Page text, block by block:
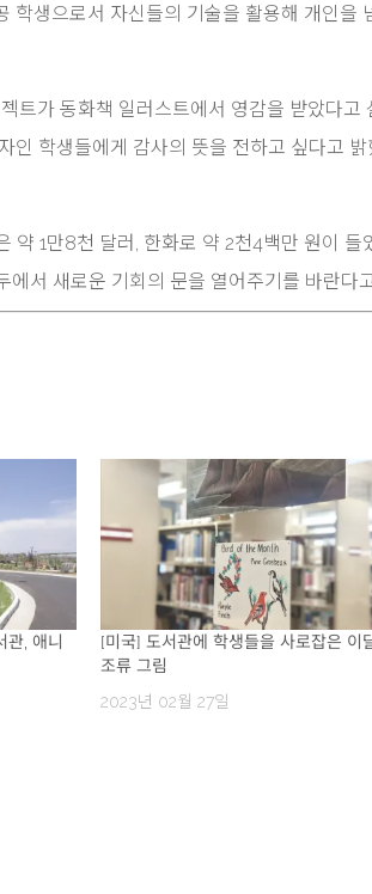
학생으로서 자신들의 기술을 활용해 개인을
트가 동화책 일러스트에서 영감을 받았다
인 학생들에게 감사의 뜻을 전하고 싶다고
약 1만8천 달러, 한화로 약 2천4백만 원이 들
에서 새로운 기회의 문을 열어주기를 바란다
, 애니
[미국] 도서관에 학생들을 사로잡은 이
조류 그림
2023년 02월 27일